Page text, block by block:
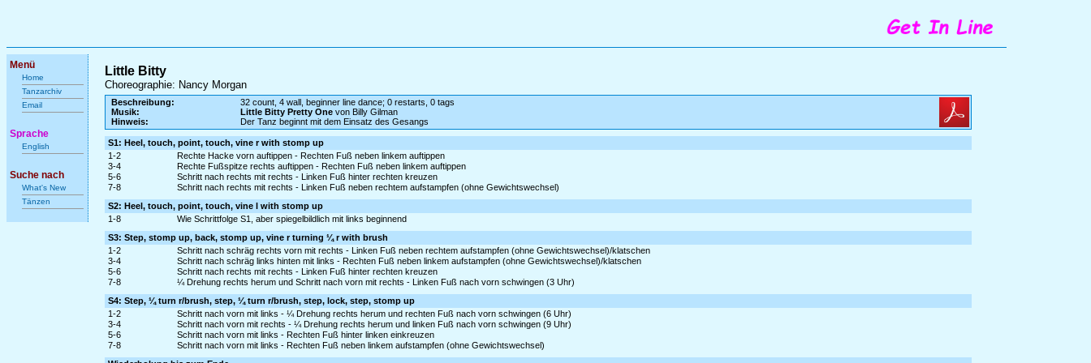
Menü
Home
Tanzarchiv
Email
Sprache
English
Suche nach
What's New
Tänzen
Little Bitty
Choreographie: Nancy Morgan
Beschreibung:
32 count, 4 wall, beginner line dance; 0 restarts, 0 tags
Musik:
Little Bitty Pretty One von Billy Gilman
Hinweis:
Der Tanz beginnt mit dem Einsatz des Gesangs
S1: Heel, touch, point, touch, vine r with stomp up
1-2
Rechte Hacke vorn auftippen - Rechten Fuß neben linkem auftippen
3-4
Rechte Fußspitze rechts auftippen - Rechten Fuß neben linkem auftippen
5-6
Schritt nach rechts mit rechts - Linken Fuß hinter rechten kreuzen
7-8
Schritt nach rechts mit rechts - Linken Fuß neben rechtem aufstampfen (ohne Gewichtswechsel)
S2: Heel, touch, point, touch, vine l with stomp up
1-8
Wie Schrittfolge S1, aber spiegelbildlich mit links beginnend
S3: Step, stomp up, back, stomp up, vine r turning ¼ r with brush
1-2
Schritt nach schräg rechts vorn mit rechts - Linken Fuß neben rechtem aufstampfen (ohne Gewichtswechsel)/klatschen
3-4
Schritt nach schräg links hinten mit links - Rechten Fuß neben linkem aufstampfen (ohne Gewichtswechsel)/klatschen
5-6
Schritt nach rechts mit rechts - Linken Fuß hinter rechten kreuzen
7-8
¼ Drehung rechts herum und Schritt nach vorn mit rechts - Linken Fuß nach vorn schwingen (3 Uhr)
S4: Step, ¼ turn r/brush, step, ¼ turn r/brush, step, lock, step, stomp up
1-2
Schritt nach vorn mit links - ¼ Drehung rechts herum und rechten Fuß nach vorn schwingen (6 Uhr)
3-4
Schritt nach vorn mit rechts - ¼ Drehung rechts herum und linken Fuß nach vorn schwingen (9 Uhr)
5-6
Schritt nach vorn mit links - Rechten Fuß hinter linken einkreuzen
7-8
Schritt nach vorn mit links - Rechten Fuß neben linkem aufstampfen (ohne Gewichtswechsel)